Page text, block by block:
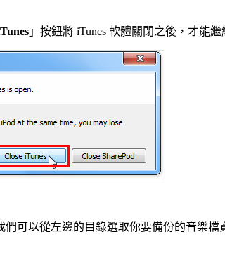
」按鈕將 iTunes 軟體關閉之後，才能繼
們可以從左邊的目錄選取你要備份的音樂